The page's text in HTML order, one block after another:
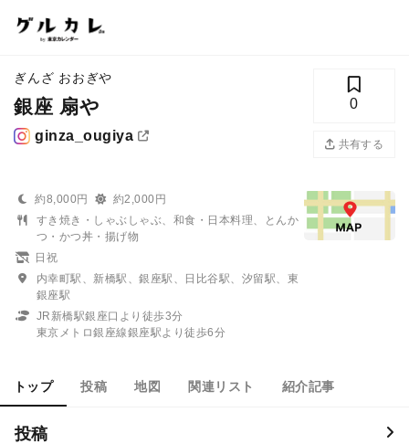
ぎんざ おおぎや
銀座 扇や
ginza_ougiya
0
共有する
約8,000円
約2,000円
すき焼き・しゃぶしゃぶ、和食・日本料理、とんか
つ・かつ丼・揚げ物
日祝
内幸町駅、新橋駅、銀座駅、日比谷駅、汐留駅、東
銀座駅
JR新橋駅銀座口より徒歩3分
東京メトロ銀座線銀座駅より徒歩6分
トップ 投稿 地図 関連リスト 紹介記事
投稿